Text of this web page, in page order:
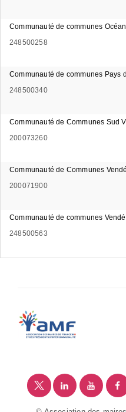
Communauté de communes
248500258
Communauté de communes Pays
248500340
Communauté de Communes Sud
200073260
Communauté de Communes
200071900
Communauté de communes
248500563